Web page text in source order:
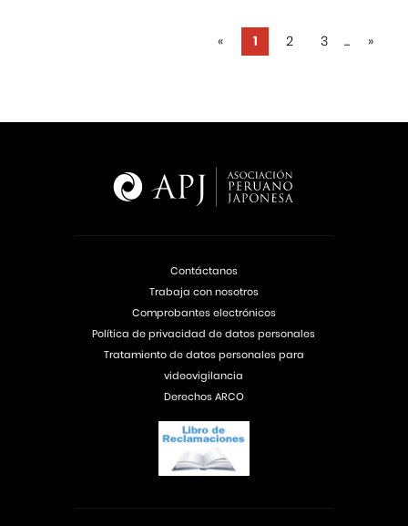
« 1 2 3 ... »
Contáctanos
Trabaja con nosotros
Comprobantes electrónicos
Política de privacidad de datos personales
Tratamiento de datos personales para
videovigilancia
Derechos ARCO